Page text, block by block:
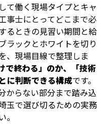
て働く現場タイプとキャ
事士にとってどこまで必
るときの見習い期間と給
ラックとホワイトを切り
、現場目線で整理しま
で終わる」のか、「技術
に判断できる構成です。
からない部分まで踏み込
玉で選び切るための実務